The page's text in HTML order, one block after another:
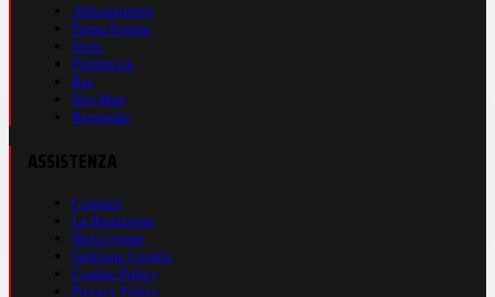
Abbonamenti
Prima Pagina
Store
Pubblicità
Rss
Site Map
Registrati
Contatti
La Redazione
Nota Legale
Gestione Cookie
Cookie Policy
Privacy Policy